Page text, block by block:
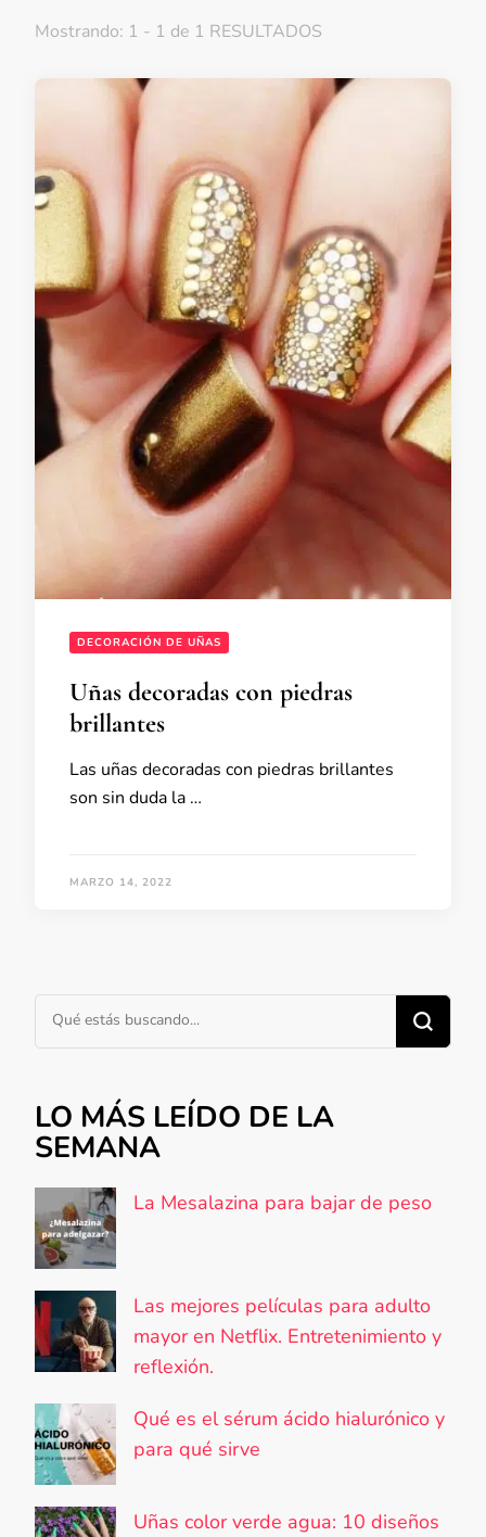
Mostrando: 1 - 1 de 1 RESULTADOS
DECORACIÓN DE UÑAS
Uñas decoradas con piedras
brillantes
Las uñas decoradas con piedras brillantes
son sin duda la …
MARZO 14, 2022
¿Buscas algo?
LO MÁS LEÍDO DE LA
SEMANA
La Mesalazina para bajar de peso
Las mejores películas para adulto
mayor en Netflix. Entretenimiento y
reflexión.
Qué es el sérum ácido hialurónico y
para qué sirve
Uñas color verde agua: 10 diseños